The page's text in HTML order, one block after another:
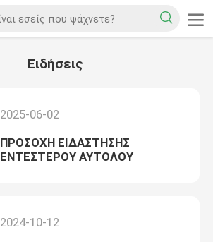
Ειδήσεις
2025-06-02
ΠΡΟΣΟΧΗ ΕΙΔΑΣΤΗΣΗΣ
ΕΝΤΕΣΤΕΡΟΥ ΑΥΤΟΛΟΥ
2024-10-12